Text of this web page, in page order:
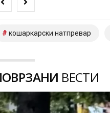
кошаркарски натпревар
ВЕСТИ